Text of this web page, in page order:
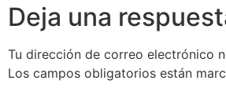
Deja una
Tu dirección de correo electrónico
Los campos obligatorios están